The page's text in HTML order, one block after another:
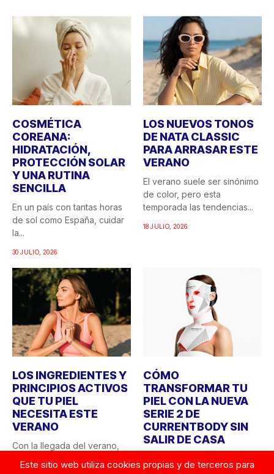
COSMÉTICA
COREANA:
HIDRATACIÓN,
PROTECCIÓN SOLAR
Y UNA RUTINA
SENCILLA
En un país con tantas horas
de sol como España, cuidar
la...
30 JULIO, 2026
LOS NUEVOS TONOS
DE NATA CLASSIC
PARA ARRASAR ESTE
VERANO
El verano suele ser sinónimo
de color, pero esta
temporada las tendencias...
18 JULIO, 2026
LOS INGREDIENTES Y
PRINCIPIOS ACTIVOS
QUE TU PIEL
NECESITA ESTE
VERANO
Con la llegada del verano,
cambian. La...
CÓMO
TRANSFORMAR TU
PIEL CON LA NUEVA
SERIE 2 DE
CURRENTBODY SIN
SALIR DE CASA
vez con tener acceso a los
Este sitio web utiliza cookies propias y de terceros para